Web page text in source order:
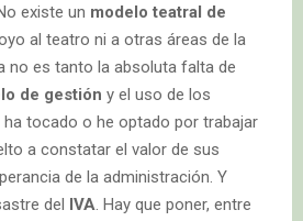
existe un modelo teatral de
al teatro ni a otras áreas de la
no es tanto la absoluta falta de
de gestión y el uso de los
tocado o he optado por trabajar
a constatar el valor de sus
de la administración. Y
del IVA. Hay que poner, entre